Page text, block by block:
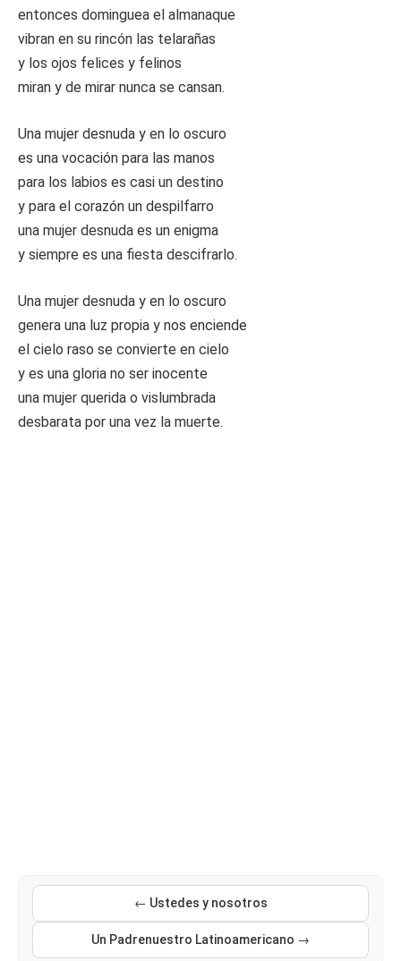
entonces dominguea el almanaque
vibran en su rincón las telarañas
y los ojos felices y felinos
miran y de mirar nunca se cansan.
Una mujer desnuda y en lo oscuro
es una vocación para las manos
para los labios es casi un destino
y para el corazón un despilfarro
una mujer desnuda es un enigma
y siempre es una fiesta descifrarlo.
Una mujer desnuda y en lo oscuro
genera una luz propia y nos enciende
el cielo raso se convierte en cielo
y es una gloria no ser inocente
una mujer querida o vislumbrada
desbarata por una vez la muerte.
← Ustedes y nosotros
Un Padrenuestro Latinoamericano →